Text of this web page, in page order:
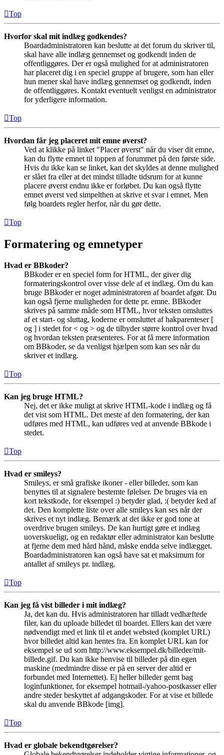
Top
Hvorfor skal mit indlæg godkendes?
Boardadministratoren kan beslutte at det forum du skriver til,
skal have alle indlæg gennemset og godkendt inden de
offentliggøres. Der er også mulighed for at administratoren
har placeret dig i en speciel gruppe af brugere, som han eller
hun mener skal have indlæg gennemset og godkendt, inden
de offentliggøres. Kontakt eventuelt venligst en administrator
for yderligere information.
Top
Hvordan får jeg placeret mit emne øverst?
Ved at klikke på linket "Placer øverst" når du viser dit emne,
kan du flytte emnet til toppen af forummet på den første side.
Hvis du ikke kan se linket, kan det skyldes at denne mulighed
er slået fra eller at det mindst tilladte tidsrum for at kunne
placere øverst endnu ikke er forløbet. Du kan også flytte
emnet øverst ved simpelthen at skrive et svar i emnet. Men
følg boardets regler herfor, når du gør dette.
Top
Formatering og emnetyper
Hvad er BBkoder?
BBkoder er en speciel form for HTML, der giver dig
formateringskontrol over visse dele af et indlæg. Om du kan
bruge BBkoder er noget administratoren af boardet afgør. Du
kan også fjerne muligheden for dette pr. emne. BBkoder
skrives på samme måde som HTML, hvor teksten omsluttes
af et start- og sluttag, koderne er omsluttet af hakparenteser [
og ] i stedet for < og > og de tilbyder større kontrol over hvad
og hvordan teksten præsenteres. For at få mere information
om BBkoder, se da venligst hjælpen som kan ses når du
skriver et indlæg.
Top
Kan jeg bruge HTML?
Nej, det er ikke muligt at skrive HTML-kode i indlæg og få
det vist som HTML. Det meste af den formatering, der kan
udføres med HTML, kan udføres ved at anvende BBkode i
stedet.
Top
Hvad er smileys?
Smileys, er små grafiske ikoner - eller billeder, som kan
benyttes til at signalere bestemte følelser. De bruges via en
kort tekstkode, for eksempel :) betyder glad, :( betyder ked af
det. Den komplette liste over alle smileys kan ses når der
skrives et nyt indlæg. Bemærk at det ikke er god tone at
overdrive brugen smileys. De kan hurtigt gøre et indlæg
uoverskueligt, og en redaktør eller administrator kan beslutte
at fjerne dem med hård hånd, måske endda selve indlægget.
Boardadministratoren kan også have sat et maksimum for
antallet af smileys pr. indlæg.
Top
Kan jeg få vist billeder i mit indlæg?
Ja, det kan du. Hvis administratoren har tilladt vedhæftede
filer, kan du uploade billedet til boardet. Ellers kan det være
nødvendigt med et link til et andet websted (komplet URL)
hvor billedet altid kan hentes fra. En komplet URL kan for
eksempel se ud som http://www.eksempel.dk/billeder/mit-
billede.gif. Du kan ikke henvise til billeder på din egen
maskine (medmindre disse er på en server der altid er
forbundet med Internettet). Ej heller billeder gemt bag
loginfunktioner, for eksempel hotmail-/yahoo-postkasser eller
andre steder beskyttet af adgangskoder. For at vise et billede
skal du anvende BBkode [img].
Top
Hvad er globale bekendtgørelser?